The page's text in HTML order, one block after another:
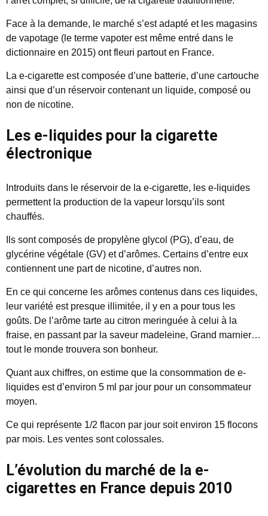
Face à la demande, le marché s’est adapté et les magasins
de vapotage (le terme vapoter est même entré dans le
dictionnaire en 2015) ont fleuri partout en France.
La e-cigarette est composée d’une batterie, d’une cartouche
ainsi que d’un réservoir contenant un liquide, composé ou
non de nicotine.
Les e-liquides pour la cigarette
électronique
Introduits dans le réservoir de la e-cigarette, les e-liquides
permettent la production de la vapeur lorsqu’ils sont
chauffés.
Ils sont composés de propylène glycol (PG), d’eau, de
glycérine végétale (GV) et d’arômes. Certains d’entre eux
contiennent une part de nicotine, d’autres non.
En ce qui concerne les arômes contenus dans ces liquides,
leur variété est presque illimitée, il y en a pour tous les
goûts. De l’arôme tarte au citron meringuée à celui à la
fraise, en passant par la saveur madeleine, Grand marnier…
tout le monde trouvera son bonheur.
Quant aux chiffres, on estime que la consommation de e-
liquides est d’environ 5 ml par jour pour un consommateur
moyen.
Ce qui représente 1/2 flacon par jour soit environ 15 flocons
par mois. Les ventes sont colossales.
L’évolution du marché de la e-
cigarettes en France depuis 2010